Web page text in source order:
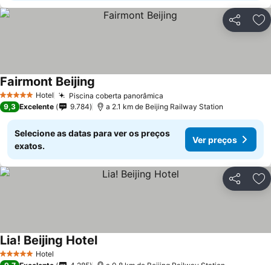
Partilhar
5 Estrelas Hotel Piscina coberta panorâmica
Fairmont Beijing
9,3 Excelente 9.784 a 2.1 km de Beijing Railway Station
Selecione as datas para ver os preços
exatos.
Ver preços
Partilhar
5 Estrelas Hotel
Lia! Beijing Hotel